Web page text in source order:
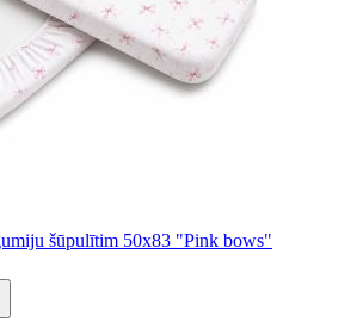
šūpulītim 50x83 "Pink bows"